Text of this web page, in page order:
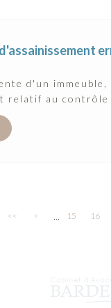
d'un
relatif au
<< < 15 16